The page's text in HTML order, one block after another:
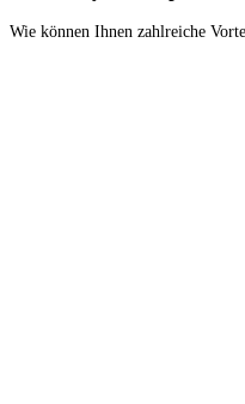
Wie können Ihnen zahlreiche